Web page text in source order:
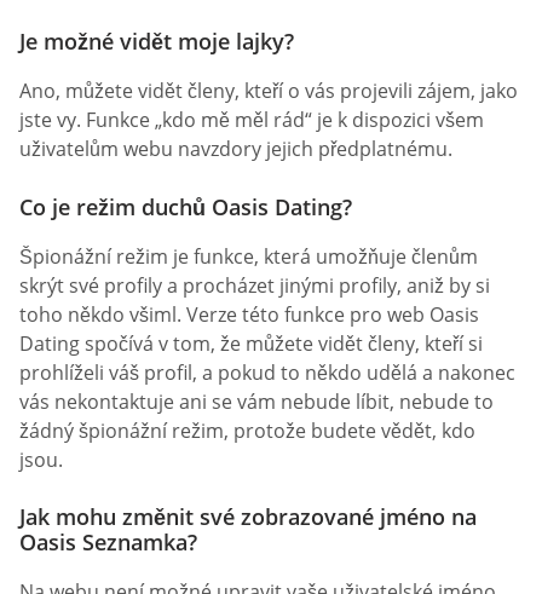
Je možné vidět moje lajky?
Ano, můžete vidět členy, kteří o vás projevili zájem, jako
jste vy. Funkce „kdo mě měl rád“ je k dispozici všem
uživatelům webu navzdory jejich předplatnému.
Co je režim duchů Oasis Dating?
Špionážní režim je funkce, která umožňuje členům
skrýt své profily a procházet jinými profily, aniž by si
toho někdo všiml. Verze této funkce pro web Oasis
Dating spočívá v tom, že můžete vidět členy, kteří si
prohlíželi váš profil, a pokud to někdo udělá a nakonec
vás nekontaktuje ani se vám nebude líbit, nebude to
žádný špionážní režim, protože budete vědět, kdo
jsou.
Jak mohu změnit své zobrazované jméno na
Oasis Seznamka?